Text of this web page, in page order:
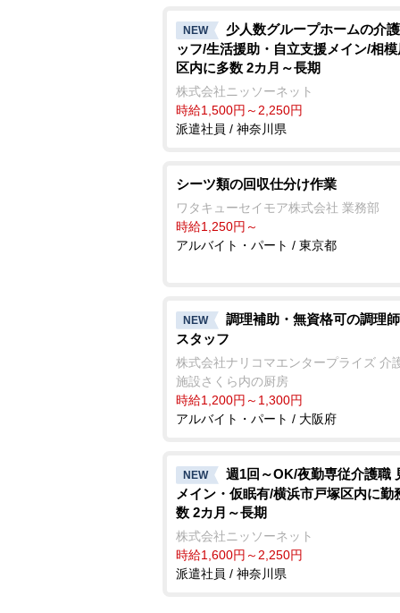
NEW
少人数グループホームの介
ッフ/生活援助・自立支援メイン/相
区内に多数 2カ月～長期
株式会社ニッソーネット
時給1,500円～2,250円
派遣社員 / 神奈川県
シーツ類の回収仕分け作業
ワタキューセイモア株式会社 業務部
時給1,250円～
アルバイト・パート / 東京都
NEW
調理補助・無資格可の調理
スタッフ
株式会社ナリコマエンタープライズ 介
施設さくら内の厨房
時給1,200円～1,300円
アルバイト・パート / 大阪府
NEW
週1回～OK/夜勤専従介護職
メイン・仮眠有/横浜市戸塚区内に勤
数 2カ月～長期
株式会社ニッソーネット
時給1,600円～2,250円
派遣社員 / 神奈川県